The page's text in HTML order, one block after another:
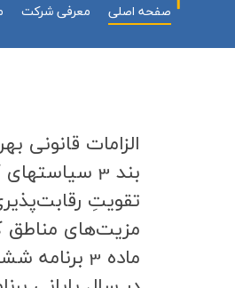
صفحه اصلی معرفي شركت
الزامات قانوني
بند 3
تقويتِ
مزيت‌هاي مناطق